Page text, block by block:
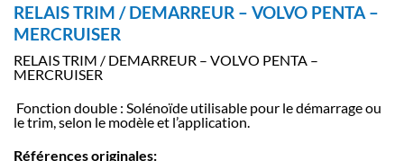
RELAIS TRIM / DEMARREUR – VOLVO PENTA –
MERCRUISER
RELAIS TRIM / DEMARREUR – VOLVO PENTA –
MERCRUISER
Fonction double : Solénoïde utilisable pour le démarrage ou
le trim, selon le modèle et l’application.
Références originales: